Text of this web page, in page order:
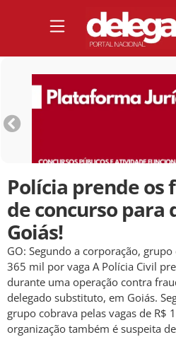
Polícia prende os
de concurso para
Goiás!
GO: Segundo a corporação,
365 mil por vaga A Polícia Civil
durante uma operação contra
delegado substituto, em Goiás.
grupo cobrava pelas vagas de R$
organização também é suspeita